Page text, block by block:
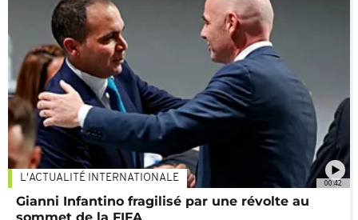
00:42
L'ACTUALITÉ INTERNATIONALE
Gianni Infantino fragilisé par une révolte au